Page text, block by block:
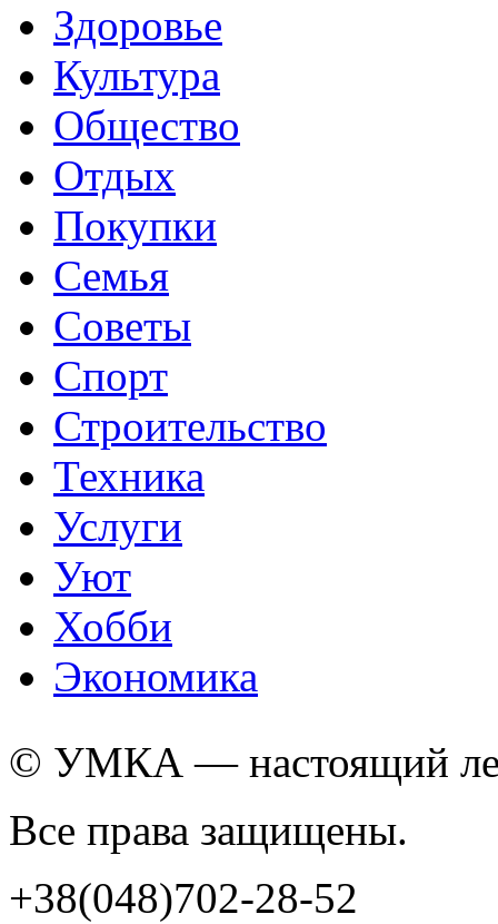
Здоровье
Культура
Общество
Отдых
Покупки
Семья
Советы
Спорт
Строительство
Техника
Услуги
Уют
Хобби
Экономика
© УМКА — настоящий
Все права защищены.
+38(048)702-28-52